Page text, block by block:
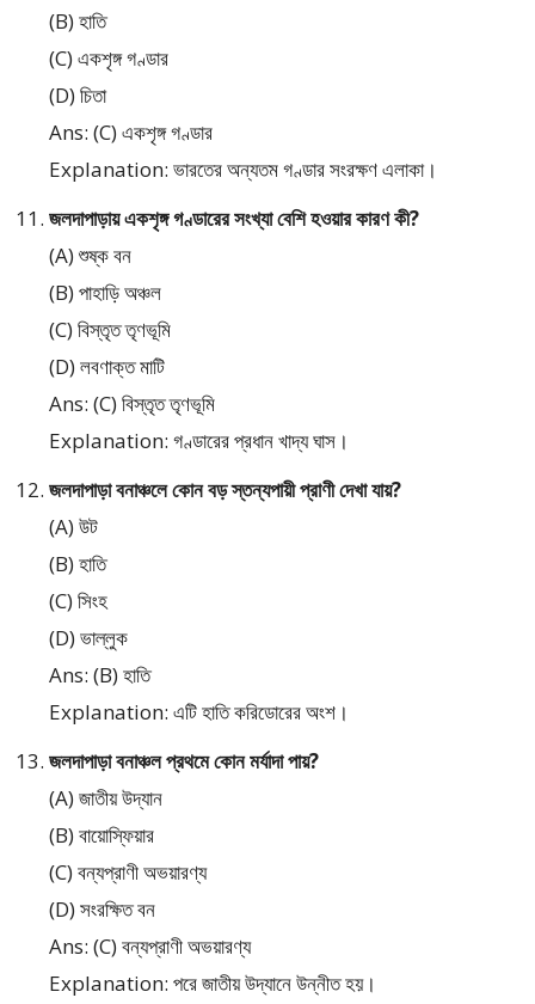
(B) হাতি
(C) একশৃঙ্গ গণ্ডার
(D) চিতা
Ans: (C) একশৃঙ্গ গণ্ডার
Explanation: ভারতের অন্যতম গণ্ডার সংরক্ষণ এলাকা।
জলদাপাড়ায় একশৃঙ্গ গণ্ডারের সংখ্যা বেশি হওয়ার কারণ কী?
(A) শুষ্ক বন
(B) পাহাড়ি অঞ্চল
(C) বিস্তৃত তৃণভূমি
(D) লবণাক্ত মাটি
Ans: (C) বিস্তৃত তৃণভূমি
Explanation: গণ্ডারের প্রধান খাদ্য ঘাস।
জলদাপাড়া বনাঞ্চলে কোন বড় স্তন্যপায়ী প্রাণী দেখা যায়?
(A) উট
(B) হাতি
(C) সিংহ
(D) ভাল্লুক
Ans: (B) হাতি
Explanation: এটি হাতি করিডোরের অংশ।
জলদাপাড়া বনাঞ্চল প্রথমে কোন মর্যাদা পায়?
(A) জাতীয় উদ্যান
(B) বায়োস্ফিয়ার
(C) বন্যপ্রাণী অভয়ারণ্য
(D) সংরক্ষিত বন
Ans: (C) বন্যপ্রাণী অভয়ারণ্য
Explanation: পরে জাতীয় উদ্যানে উন্নীত হয়।